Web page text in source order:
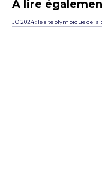
A lire
JO 2024 : le site olympique de la